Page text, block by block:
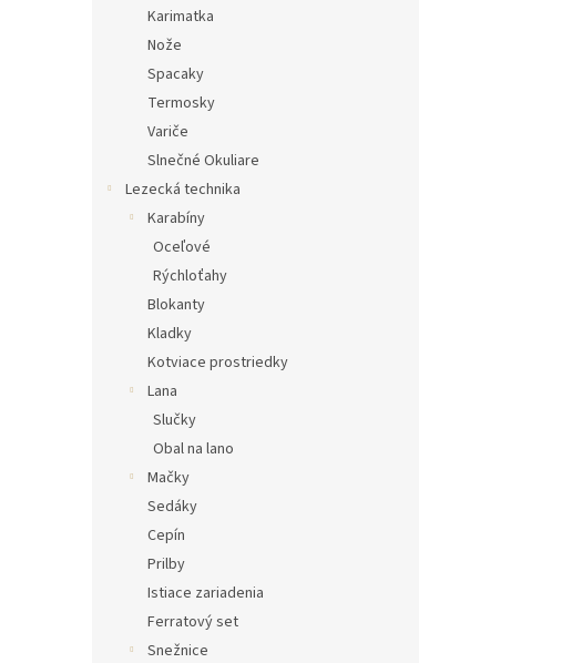
Karimatka
Nože
Spacaky
Termosky
Variče
Slnečné Okuliare
Lezecká technika
Karabíny
Oceľové
Rýchloťahy
Blokanty
Kladky
Kotviace prostriedky
Lana
Slučky
Obal na lano
Mačky
Sedáky
Cepín
Prilby
Istiace zariadenia
Ferratový set
Snežnice